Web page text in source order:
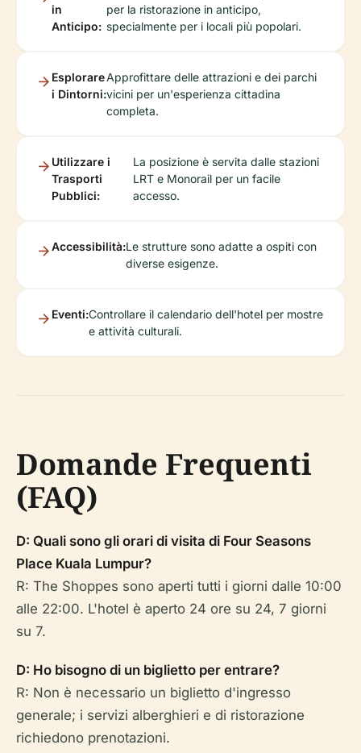
in
Anticipo:
per la ristorazione in anticipo,
specialmente per i locali più popolari.
Esplorare
i Dintorni:
Approfittare delle attrazioni e dei parchi
vicini per un'esperienza cittadina
completa.
Utilizzare i
Trasporti
Pubblici:
La posizione è servita dalle stazioni
LRT e Monorail per un facile
accesso.
Accessibilità:Le strutture sono adatte a ospiti con
diverse esigenze.
Eventi:Controllare il calendario dell'hotel per mostre
e attività culturali.
Domande Frequenti
(FAQ)
D: Quali sono gli orari di visita di Four Seasons
Place Kuala Lumpur?
R: The Shoppes sono aperti tutti i giorni dalle 10:00
alle 22:00. L'hotel è aperto 24 ore su 24, 7 giorni
su 7.
D: Ho bisogno di un biglietto per entrare?
R: Non è necessario un biglietto d'ingresso
generale; i servizi alberghieri e di ristorazione
richiedono prenotazioni.